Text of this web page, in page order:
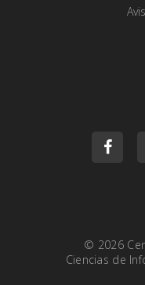
© 2026
Ciencias de